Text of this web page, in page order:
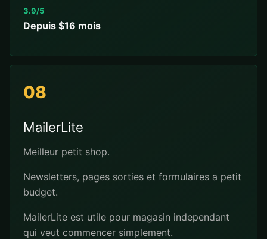
3.9/5
Depuis $16 mois
08
MailerLite
Meilleur petit shop.
Newsletters, pages sorties et formulaires a petit
budget.
MailerLite est utile pour magasin independant
qui veut commencer simplement.